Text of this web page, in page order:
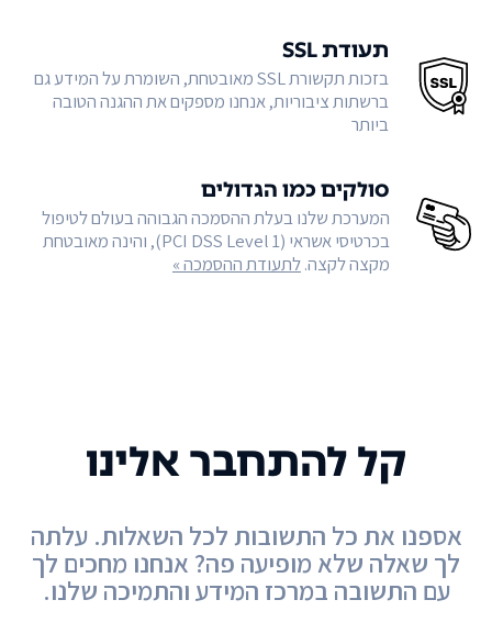
תעודת SSL
בזכות תקשורת SSL מאובטחת, השומרת על המידע גם
ברשתות ציבוריות, אנחנו מספקים את ההגנה הטובה
ביותר
סולקים כמו הגדולים
המערכת שלנו בעלת ההסמכה הגבוהה בעולם לטיפול
בכרטיסי אשראי (PCI DSS Level 1), והינה מאובטחת
מקצה לקצה.לתעודת ההסמכה »
קל להתחבר אלינו
אספנו את כל התשובות לכל השאלות. עלתה
לך שאלה שלא מופיעה פה? אנחנו מחכים לך
עם התשובה במרכז המידע והתמיכה שלנו.